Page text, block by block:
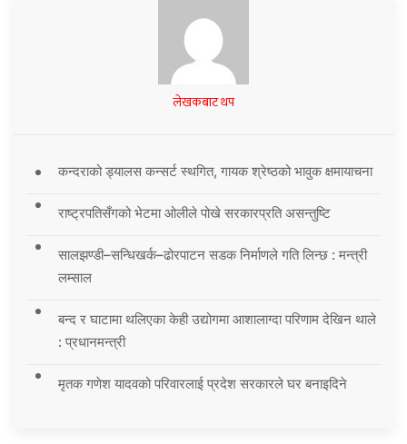
लेखकबाट थप
कन्दराको ड्यालस कन्सर्ट स्थगित, गायक श्रेष्ठको भावुक क्षमायाचना
राष्ट्रपतिसँगको भेटमा ओलीले पोखे सरकारप्रति असन्तुष्टि
सालझण्डी–सन्धिखर्क–ढोरपाटन सडक निर्माणले गति लिन्छ : मन्त्री
लम्साल
बन्द र घाटामा थलिएका केही उद्योगमा आशालाग्दा परिणाम देखिन थाले
: प्रधानमन्त्री
मृतक गणेश यादवको परिवारलाई प्रदेश सरकारले घर बनाइदिने